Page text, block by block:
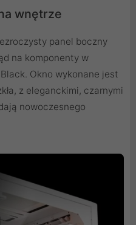
wnętrze
panel boczny
na komponenty w
Okno wykonane jest
z eleganckimi, czarnymi
nowoczesnego